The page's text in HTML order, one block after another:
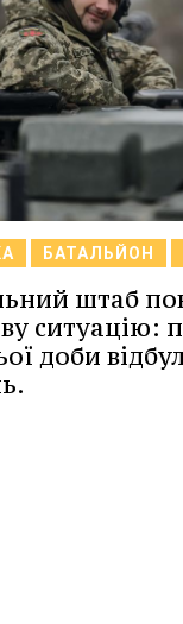
БАТАЛЬЙОН
штаб
ситуацію:
доби